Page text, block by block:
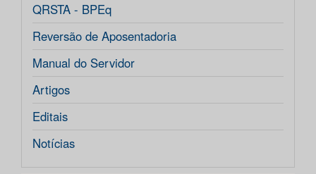
QRSTA - BPEq
Reversão de Aposentadoria
Manual do Servidor
Artigos
Editais
Notícias